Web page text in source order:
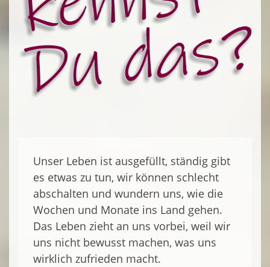
Unser Leben ist ausgefüllt, ständig gibt
es etwas zu tun, wir können schlecht
abschalten und wundern uns, wie die
Wochen und Monate ins Land gehen.
Das Leben zieht an uns vorbei, weil wir
uns nicht bewusst machen, was uns
wirklich zufrieden macht.